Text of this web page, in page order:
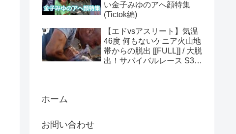
い金子みゆのアへ顔特集
(Tictok編)
【エドvsアスリート】気温
46度 何もないケニア火山地
帯からの脱出 [[FULL]] / 大脱
出！サバイバルレース S3
ホーム
お問い合わせ